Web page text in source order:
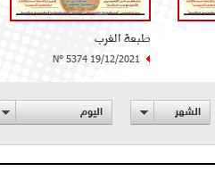
طبعة الغرب
N° 5374 19/12/2021
الشهر اليوم